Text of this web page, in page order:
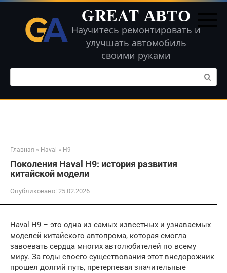
Перейти
контенту
GREAT АВТО
Научитесь ремонтировать и
улучшать автомобиль
своими руками
Поиск:
Главная » Haval » H9
Поколения Haval H9: история развития
китайской модели
Опубликовано: 25.02.2026
Haval H9 – это одна из самых известных и узнаваемых
моделей китайского автопрома, которая смогла
завоевать сердца многих автолюбителей по всему
миру. За годы своего существования этот внедорожник
прошел долгий путь, претерпевая значительные